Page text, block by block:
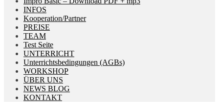
INFOS
Kooperation/Partner
PREISE
TEAM
Test Seite
UNTERRICHT
Unterrichtsbedingungen (AGBs)
WORKSHOP
ÜBER UNS
NEWS BLOG
KONTAKT